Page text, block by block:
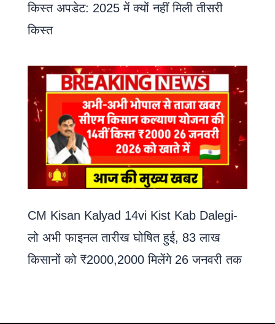
किस्त अपडेट: 2025 में क्यों नहीं मिली तीसरी
किस्त
CM Kisan Kalyad 14vi Kist Kab Dalegi-
लो अभी फाइनल तारीख घोषित हुई, 83 लाख
किसानों को ₹2000,2000 मिलेंगे 26 जनवरी तक